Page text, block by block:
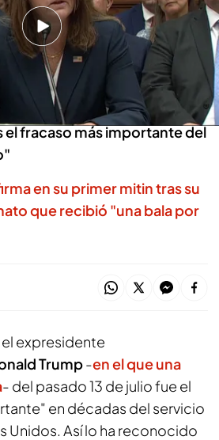
declarado la jefa del Servicio
ante la Cámara de
“El intento de asesinato de
el fracaso más importante del
en su primer mitin tras su
que recibió "una bala por
expresidente
Trump-en el que una
- del pasado 13 de julio fue el
en décadas del servicio
Unidos. Así lo ha reconocido